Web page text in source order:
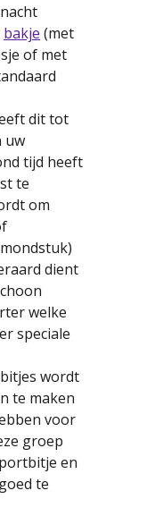
bakje (met
of met
dit tot
uw
tijd heeft
te
om
dient
welke
speciale
wordt
te maken
voor
groep
en
te